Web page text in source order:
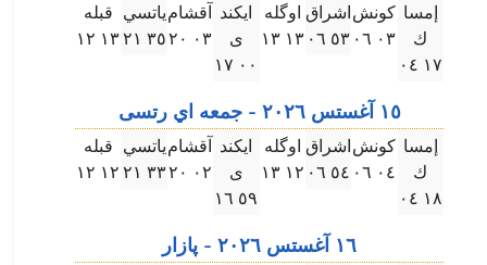
إمسا
ك
۱٧ ۰٤
كونش
۰۳ ۰٦
اشراق
٥۳ ۰٦
اوگله
۱۳ ۱۳
ايكند
ى
۰۰ ۱٧
آقشام
۰۳ ۲۰
ياتسي
۳٥ ۲۱
قبله
۱۳ ۱۲
۱٥ آغستس ۲۰۲٦ - جمعه اي رتسى
إمسا
ك
۱٨ ۰٤
كونش
۰٤ ۰٦
اشراق
٥٤ ۰٦
اوگله
۱۲ ۱۳
ايكند
ى
٥٩ ۱٦
آقشام
۰۲ ۲۰
ياتسي
۳۳ ۲۱
قبله
۱۲ ۱۲
۱٦ آغستس ۲۰۲٦ - پازار